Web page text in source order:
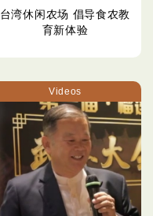
台湾休闲农场 倡导食农教
育新体验
Videos